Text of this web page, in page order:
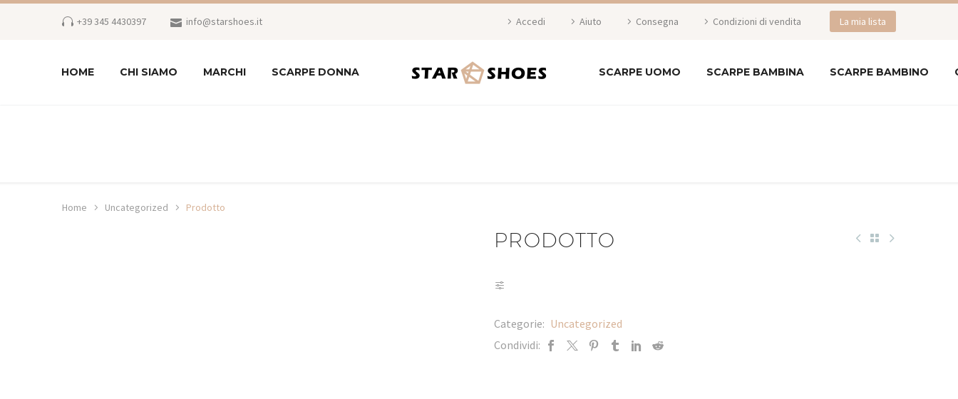
+39 345 4430397 info@starshoes.it Accedi Aiuto Consegna Condizioni di vendita La mia lista
HOME CHI SIAMO MARCHI SCARPE DONNA SCARPE UOMO SCARPE BAMBINA SCARPE BAMBINO
Home Uncategorized Prodotto
PRODOTTO
Categorie: Uncategorized
Condividi: